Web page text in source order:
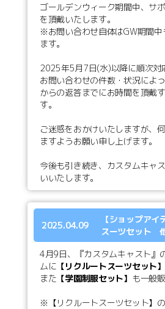
ゴールデンウィーク期間中、サ
を頂戴いたします。
※お問い合わせ自体はGW期間中
ます。
2025年5月7日(水)以降に順次対
お問い合わせの件数・状況によ
からの返答までにお時間を頂戴
す。
ご迷惑をおかけいたしますが、
ますようお願い申し上げます。
今後も引き続き、カスタムキャ
いいたします。
2025.04.09
【ショップア
スーツセット
4月9日、『カスタムキャスト』
ムに 【リクルートスーツセット】
また 【学園制服セット】 も一般
※【リクルートスーツセット】